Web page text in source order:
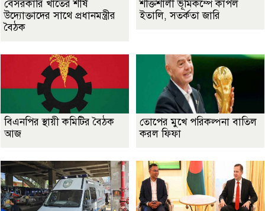
বেসরকারি খাতের শীর্ষ
উদ্যোক্তাদের সাথে প্রধানমন্ত্রীর
বৈঠক
শক্তিশালী ভূমিকম্পে কাঁপল
ইতালি, সতর্কতা জারি
বিএনপির স্থায়ী কমিটির বৈঠক
আজ
তোপের মুখে পরিকল্পনা বাতিল
করল ফিফা